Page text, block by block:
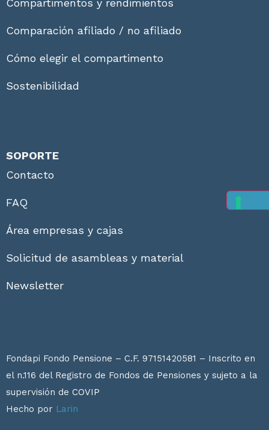
Compartimentos y rendimientos
Comparación afiliado / no afiliado
Cómo elegir el compartimento
Sostenibilidad
SOPORTE
Contacto
FAQ
Área empresas y cajas
Solicitud de asambleas y material
Newsletter
Fondapi Fondo Pensione – C.F. 97151420581 – Inscrito en
el n.116 del Registro de Fondos de Pensiones y sujeto a la
supervisión de COVIP
Hecho por Larin